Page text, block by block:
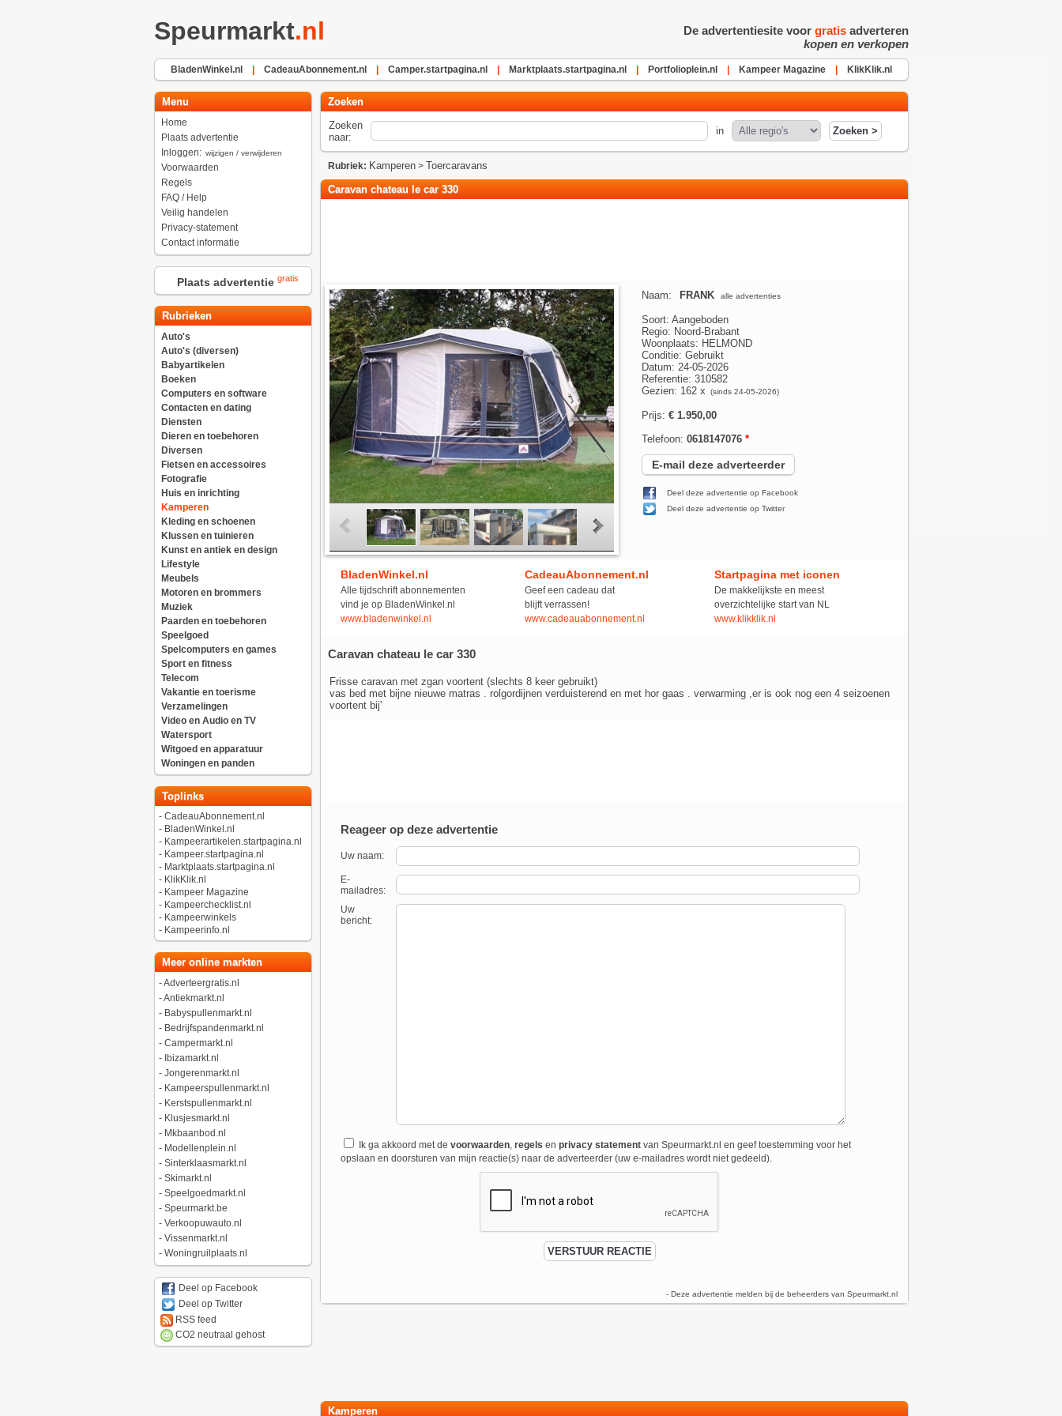
Speurmarkt.nl De advertentiesite voor gratisadverteren
kopen en verkopen
BladenWinkel.nl CadeauAbonnement.nl Camper.startpagina.nl Marktplaats.startpagina.nl Portfolioplein.nl Kampeer Magazine KlikKlik.nl
Menu
Home
Plaats advertentie
Inloggen: wijzigen / verwijderen
Voorwaarden
Regels
FAQ / Help
Veilig handelen
Privacy-statement
Contact informatie
Plaats advertentie gratis
Rubrieken
Auto's
Auto's (diversen)
Babyartikelen
Boeken
Computers en software
Contacten en dating
Diensten
Dieren en toebehoren
Diversen
Fietsen en accessoires
Fotografie
Huis en inrichting
Kamperen
Kleding en schoenen
Klussen en tuinieren
Kunst en antiek en design
Lifestyle
Meubels
Motoren en brommers
Muziek
Paarden en toebehoren
Speelgoed
Spelcomputers en games
Sport en fitness
Telecom
Vakantie en toerisme
Verzamelingen
Video en Audio en TV
Watersport
Witgoed en apparatuur
Woningen en panden
Toplinks
- CadeauAbonnement.nl
- BladenWinkel.nl
- Kampeerartikelen.startpagina.nl
- Kampeer.startpagina.nl
- Marktplaats.startpagina.nl
- KlikKlik.nl
- Kampeer Magazine
- Kampeerchecklist.nl
- Kampeerwinkels
- Kampeerinfo.nl
Meer online markten
-Adverteergratis.nl
-Antiekmarkt.nl
- Babyspullenmarkt.nl
- Bedrijfspandenmarkt.nl
- Campermarkt.nl
- Ibizamarkt.nl
- Jongerenmarkt.nl
- Kampeerspullenmarkt.nl
- Kerstspullenmarkt.nl
- Klusjesmarkt.nl
- Mkbaanbod.nl
- Modellenplein.nl
- Sinterklaasmarkt.nl
- Skimarkt.nl
- Speelgoedmarkt.nl
- Speurmarkt.be
- Verkoopuwauto.nl
- Vissenmarkt.nl
- Woningruilplaats.nl
Deel op Facebook
Deel op Twitter
RSS feed
CO2 neutraal gehost
Zoeken
Zoeken
naar:
in
Rubriek: Kamperen> Toercaravans
Caravan chateau le car 330
Naam: FRANK alle advertenties
Soort: Aangeboden
Regio: Noord-Brabant
Woonplaats: HELMOND
Conditie: Gebruikt
Datum: 24-05-2026
Referentie: 310582
Gezien: 162 x
(sinds 24-05-2026)
Prijs: € 1.950,00
Telefoon: 0618147076 *
E-mail deze adverteerder
Deel deze advertentie op Facebook
Deel deze advertentie op Twitter
BladenWinkel.nl
Alle tijdschrift abonnementen
vind je op BladenWinkel.nl
www.bladenwinkel.nl
CadeauAbonnement.nl
Geef een cadeau dat
blijft verrassen!
www.cadeauabonnement.nl
Startpagina met iconen
De makkelijkste en meest
overzichtelijke start van NL
www.klikklik.nl
Caravan chateau le car 330
Frisse caravan met zgan voortent (slechts 8 keer gebruikt)
vas bed met bijne nieuwe matras . rolgordijnen verduisterend en met hor gaas . verwarming ,er is ook nog een 4 seizoenen
voortent bij'
Reageer op deze advertentie
Uw naam:
E-
mailadres:
Uw
bericht:
Ik ga akkoord met de voorwaarden, regels en privacy statementvan Speurmarkt.nl en geef toestemming voor het
opslaan en doorsturen van mijn reactie(s) naar de adverteerder (uw e-mailadres wordt niet gedeeld).
- Deze advertentie melden bij de beheerders van Speurmarkt.nl
Kamperen